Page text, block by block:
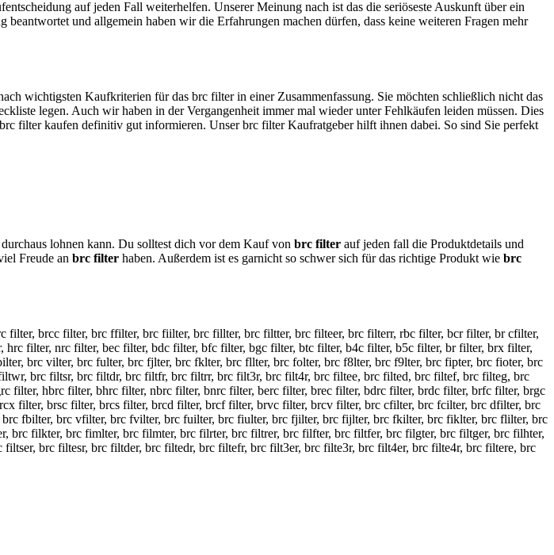
auf jeden Fall weiterhelfen. Unserer Meinung nach ist das die seriöseste Auskunft über ein
und allgemein haben wir die Erfahrungen machen dürfen, dass keine weiteren Fragen mehr
wichtigsten Kaufkriterien für das brc filter in einer Zusammenfassung. Sie möchten schließlich nicht das
legen. Auch wir haben in der Vergangenheit immer mal wieder unter Fehlkäufen leiden müssen. Dies
filter kaufen definitiv gut informieren. Unser brc filter Kaufratgeber hilft ihnen dabei. So sind Sie perfekt
lohnen kann. Du solltest dich vor dem Kauf von brc filter auf jeden fall die Produktdetails und
Freude an brc filter haben. Außerdem ist es garnicht so schwer sich für das richtige Produkt wie brc
brcc filter, brc ffilter, brc fiilter, brc fillter, brc filtter, brc filteer, brc filterr, rbc filter, bcr filter, br cfilter,
filter, nrc filter, bec filter, bdc filter, bfc filter, bgc filter, btc filter, b4c filter, b5c filter, br filter, brx filter,
brc vilter, brc fulter, brc fjlter, brc fklter, brc fllter, brc folter, brc f8lter, brc f9lter, brc fipter, brc fioter, brc
brc filtsr, brc filtdr, brc filtfr, brc filtrr, brc filt3r, brc filt4r, brc filtee, brc filted, brc filtef, brc filteg, brc
hbrc filter, bhrc filter, nbrc filter, bnrc filter, berc filter, brec filter, bdrc filter, brdc filter, brfc filter, brgc
filter, brsc filter, brcs filter, brcd filter, brcf filter, brvc filter, brcv filter, brc cfilter, brc fcilter, brc dfilter, brc
fbilter, brc vfilter, brc fvilter, brc fuilter, brc fiulter, brc fjilter, brc fijlter, brc fkilter, brc fiklter, brc flilter, brc
filkter, brc fimlter, brc filmter, brc filrter, brc filtrer, brc filfter, brc filtfer, brc filgter, brc filtger, brc filhter,
brc filtesr, brc filtder, brc filtedr, brc filtefr, brc filt3er, brc filte3r, brc filt4er, brc filte4r, brc filtere, brc